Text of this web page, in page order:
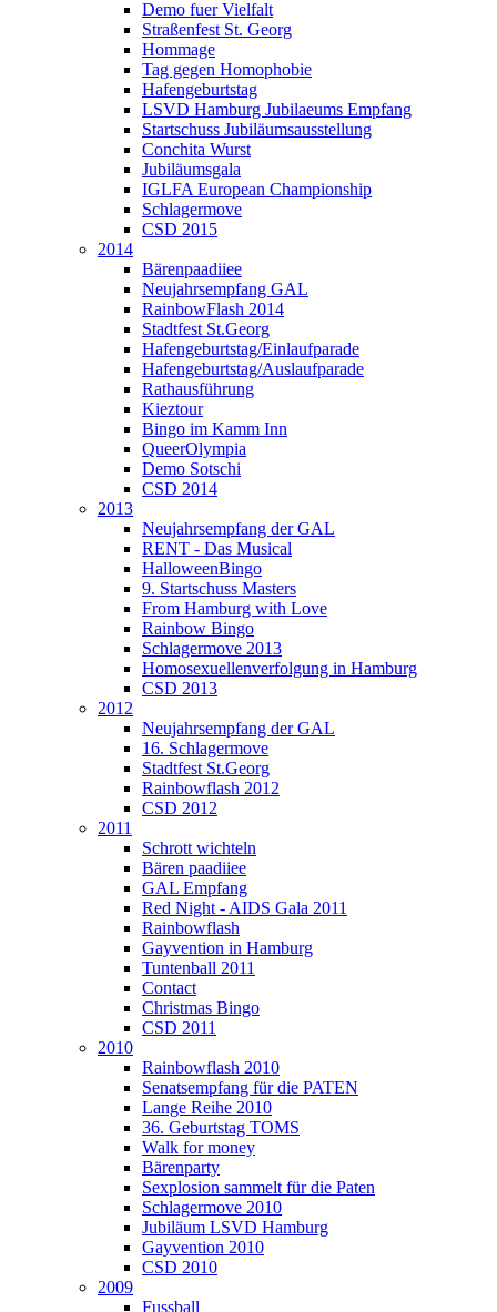
Demo fuer Vielfalt
Straßenfest St. Georg
Hommage
Tag gegen Homophobie
Hafengeburtstag
LSVD Hamburg Jubilaeums Empfang
Startschuss Jubiläumsausstellung
Conchita Wurst
Jubiläumsgala
IGLFA European Championship
Schlagermove
CSD 2015
2014
Bärenpaadiiee
Neujahrsempfang GAL
RainbowFlash 2014
Stadtfest St.Georg
Hafengeburtstag/Einlaufparade
Hafengeburtstag/Auslaufparade
Rathausführung
Kieztour
Bingo im Kamm Inn
QueerOlympia
Demo Sotschi
CSD 2014
2013
Neujahrsempfang der GAL
RENT - Das Musical
HalloweenBingo
9. Startschuss Masters
From Hamburg with Love
Rainbow Bingo
Schlagermove 2013
Homosexuellenverfolgung in Hamburg
CSD 2013
2012
Neujahrsempfang der GAL
16. Schlagermove
Stadtfest St.Georg
Rainbowflash 2012
CSD 2012
2011
Schrott wichteln
Bären paadiiee
GAL Empfang
Red Night - AIDS Gala 2011
Rainbowflash
Gayvention in Hamburg
Tuntenball 2011
Contact
Christmas Bingo
CSD 2011
2010
Rainbowflash 2010
Senatsempfang für die PATEN
Lange Reihe 2010
36. Geburtstag TOMS
Walk for money
Bärenparty
Sexplosion sammelt für die Paten
Schlagermove 2010
Jubiläum LSVD Hamburg
Gayvention 2010
CSD 2010
2009
Fussball